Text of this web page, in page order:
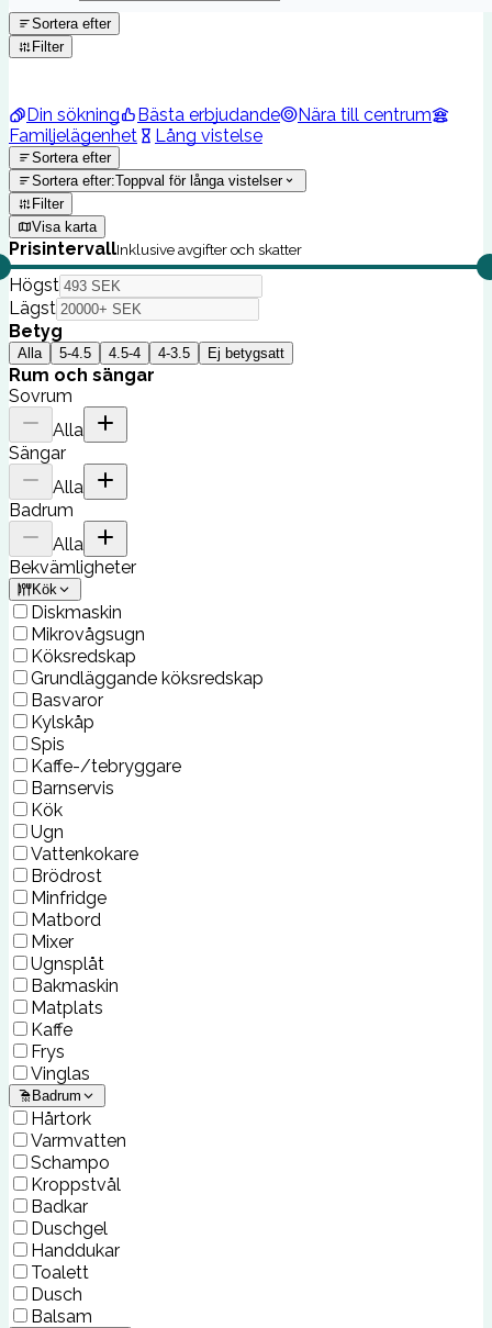
Sortera efter
Filter
Din sökning Bästa erbjudande
Nära till centrum
Familjelägenhet
Lång vistelse
Sortera efter
Sortera efter:Toppval för långa vistelser
Filter
Visa karta
PrisintervallInklusive avgifter och skatter
Högst
Lägst
Betyg
Alla 5-4.5 4.5-4 4-3.5 Ej betygsatt
Rum och sängar
Sovrum
Alla
Sängar
Alla
Badrum
Alla
Bekvämligheter
Kök
Diskmaskin
Mikrovågsugn
Köksredskap
Grundläggande köksredskap
Basvaror
Kylskåp
Spis
Kaffe-/tebryggare
Barnservis
Kök
Ugn
Vattenkokare
Brödrost
Minfridge
Matbord
Mixer
Ugnsplåt
Bakmaskin
Matplats
Kaffe
Frys
Vinglas
Badrum
Hårtork
Varmvatten
Schampo
Kroppstvål
Badkar
Duschgel
Handdukar
Toalett
Dusch
Balsam